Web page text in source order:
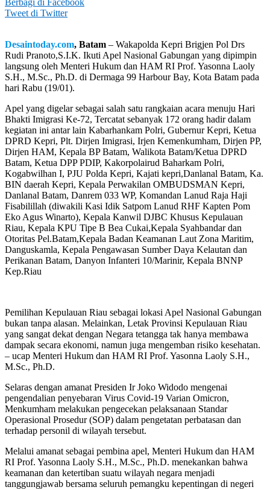
Berbagi di Facebook
Tweet di Twitter
Desaintoday.com, Batam – Wakapolda Kepri Brigjen Pol Drs
Rudi Pranoto,S.I.K. Ikuti Apel Nasional Gabungan yang dipimpin
langsung oleh Menteri Hukum dan HAM RI Prof. Yasonna Laoly
S.H., M.Sc., Ph.D. di Dermaga 99 Harbour Bay, Kota Batam pada
hari Rabu (19/01).
Apel yang digelar sebagai salah satu rangkaian acara menuju Hari
Bhakti Imigrasi Ke-72, Tercatat sebanyak 172 orang hadir dalam
kegiatan ini antar lain Kabarhankam Polri, Gubernur Kepri, Ketua
DPRD Kepri, Plt. Dirjen Imigrasi, Irjen Kemenkumham, Dirjen PP,
Dirjen HAM, Kepala BP Batam, Walikota Batam/Ketua DPRD
Batam, Ketua DPP PDIP, Kakorpolairud Baharkam Polri,
Kogabwilhan I, PJU Polda Kepri, Kajati kepri,Danlanal Batam, Ka.
BIN daerah Kepri, Kepala Perwakilan OMBUDSMAN Kepri,
Danlanal Batam, Danrem 033 WP, Komandan Lanud Raja Haji
Fisabilillah (diwakili Kasi Idik Satpom Lanud RHF Kapten Pom
Eko Agus Winarto), Kepala Kanwil DJBC Khusus Kepulauan
Riau, Kepala KPU Tipe B Bea Cukai,Kepala Syahbandar dan
Otoritas Pel.Batam,Kepala Badan Keamanan Laut Zona Maritim,
Danguskamla, Kepala Pengawasan Sumber Daya Kelautan dan
Perikanan Batam, Danyon Infanteri 10/Marinir, Kepala BNNP
Kep.Riau
Pemilihan Kepulauan Riau sebagai lokasi Apel Nasional Gabungan
bukan tanpa alasan. Melainkan, Letak Provinsi Kepulauan Riau
yang sangat dekat dengan Negara tetangga tak hanya membawa
dampak secara ekonomi, namun juga mengemban risiko kesehatan.
– ucap Menteri Hukum dan HAM RI Prof. Yasonna Laoly S.H.,
M.Sc., Ph.D.
Selaras dengan amanat Presiden Ir Joko Widodo mengenai
pengendalian penyebaran Virus Covid-19 Varian Omicron,
Menkumham melakukan pengecekan pelaksanaan Standar
Operasional Prosedur (SOP) dalam pengetatan perbatasan dan
terhadap personil di wilayah tersebut.
Melalui amanat sebagai pembina apel, Menteri Hukum dan HAM
RI Prof. Yasonna Laoly S.H., M.Sc., Ph.D. menekankan bahwa
keamanan dan ketertiban suatu wilayah negara menjadi
tanggungjawab bersama seluruh pemangku kepentingan di negeri